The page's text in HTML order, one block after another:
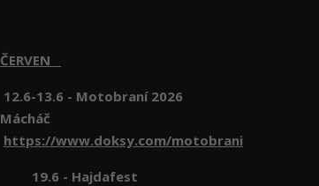
ČERVEN
12.6-13.6 - Motobraní 2026
Mácháč
https://www.doksy.com/motobrani
19.6 - Hajdafest